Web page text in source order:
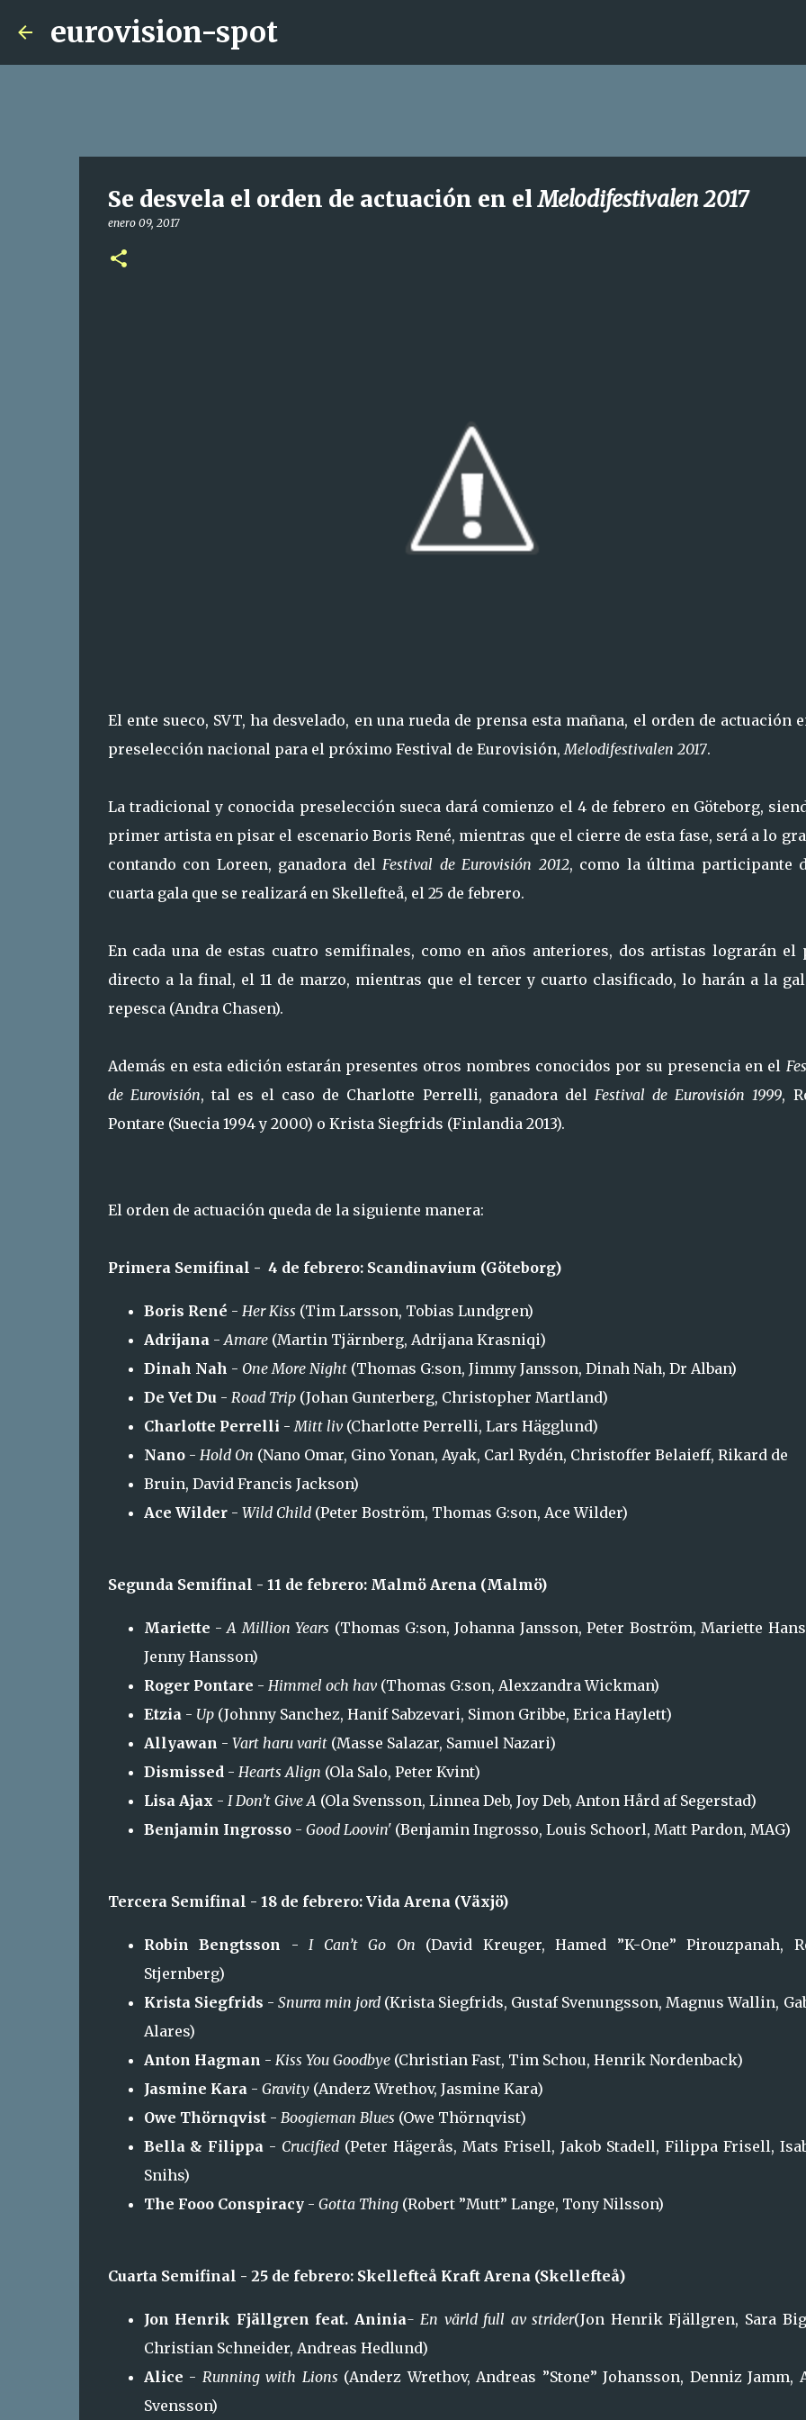
eurovision-spot
Se desvela el orden de actuación en elMelodifestivalen 2017
enero 09, 2017
El ente sueco, SVT, ha desvelado, en una rueda de prensa esta mañana, el orden de actuación
preselección nacional para el próximo Festival de Eurovisión,Melodifestivalen 2017.
La tradicional y conocida preselección sueca dará comienzo el 4 de febrero en Göteborg,
primer artista en pisar el escenario Boris René, mientras que el cierre de esta fase, será a lo
contando con Loreen, ganadora del Festival de Eurovisión 2012, como la última participante
cuarta gala que se realizará en Skellefteå, el 25 de febrero.
En cada una de estas cuatro semifinales, como en años anteriores, dos artistas lograrán el
directo a la final, el 11 de marzo, mientras que el tercer y cuarto clasificado, lo harán a la
repesca (Andra Chasen).
Además en esta edición estarán presentes otros nombres conocidos por su presencia en el
de Eurovisión, tal es el caso de Charlotte Perrelli, ganadora del Festival de Eurovisión 1999,
Pontare (Suecia 1994 y 2000) o Krista Siegfrids (Finlandia 2013).
El orden de actuación queda de la siguiente manera:
Primera Semifinal - 4 de febrero: Scandinavium (Göteborg)
Boris René - Her Kiss (Tim Larsson, Tobias Lundgren)
Adrijana-Amare(Martin Tjärnberg, Adrijana Krasniqi)
Dinah Nah - One More Night(Thomas G:son, Jimmy Jansson, Dinah Nah, Dr Alban)
De Vet Du- Road Trip(Johan Gunterberg, Christopher Martland)
Charlotte Perrelli -Mitt liv(Charlotte Perrelli, Lars Hägglund)
Nano- Hold On (Nano Omar, Gino Yonan, Ayak, Carl Rydén, Christoffer Belaieff, Rikard de
Bruin, David Francis Jackson)
Ace Wilder- Wild Child(Peter Boström, Thomas G:son, Ace Wilder)
Segunda Semifinal - 11 de febrero: Malmö Arena (Malmö)
Mariette -A Million Years (Thomas G:son, Johanna Jansson, Peter Boström, Mariette
Jenny Hansson)
Roger Pontare - Himmel och hav(Thomas G:son, Alexzandra Wickman)
Etzia- Up(Johnny Sanchez, Hanif Sabzevari, Simon Gribbe, Erica Haylett)
Allyawan - Vart haru varit(Masse Salazar, Samuel Nazari)
Dismissed- Hearts Align (Ola Salo, Peter Kvint)
Lisa Ajax - I Don’t Give A(Ola Svensson, Linnea Deb, Joy Deb, Anton Hård af Segerstad)
Benjamin Ingrosso- Good Loovin'(Benjamin Ingrosso, Louis Schoorl, Matt Pardon, MAG)
Tercera Semifinal - 18 de febrero: Vida Arena (Växjö)
Robin Bengtsson - I Can’t Go On (David Kreuger, Hamed ”K-One” Pirouzpanah,
Stjernberg)
Krista Siegfrids - Snurra min jord(Krista Siegfrids, Gustaf Svenungsson, Magnus Wallin,
Alares)
Anton Hagman - Kiss You Goodbye(Christian Fast, Tim Schou, Henrik Nordenback)
Jasmine Kara- Gravity(Anderz Wrethov, Jasmine Kara)
Owe Thörnqvist- Boogieman Blues (Owe Thörnqvist)
Bella & Filippa - Crucified (Peter Hägerås, Mats Frisell, Jakob Stadell, Filippa Frisell,
Snihs)
The Fooo Conspiracy- Gotta Thing(Robert ”Mutt” Lange, Tony Nilsson)
Cuarta Semifinal - 25 de febrero: Skellefteå Kraft Arena (Skellefteå)
Jon Henrik Fjällgren feat. Aninia- En värld full av strider(Jon Henrik Fjällgren, Sara
Christian Schneider, Andreas Hedlund)
Alice - Running with Lions (Anderz Wrethov, Andreas ”Stone” Johansson, Denniz Jamm,
Svensson)